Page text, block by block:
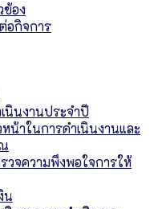
อง
อกิจการ
นินงานประจำปี
น้าในการดำเนินงานและ
วจความพึงพอใจการให้
น